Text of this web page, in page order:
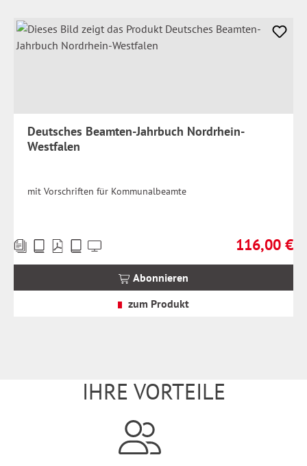
Deutsches Beamten-Jahrbuch Nordrhein-
Westfalen
mit Vorschriften für Kommunalbeamte
Regulärer
116,00 €
Preise
inkl.
Abonnieren
zum Produkt
IHRE VORTEILE